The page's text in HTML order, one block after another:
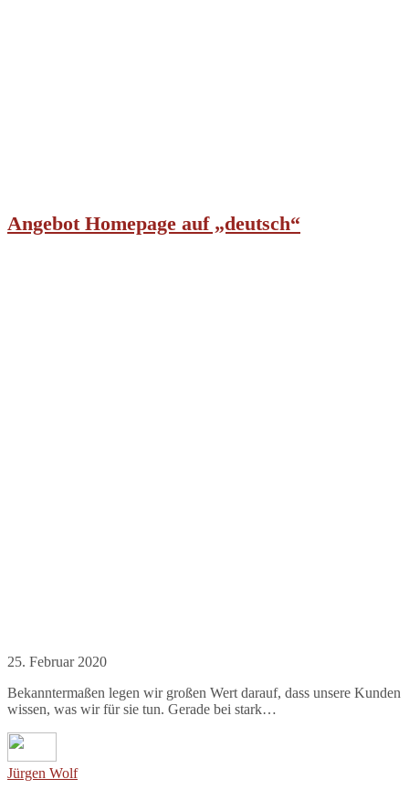
Angebot Homepage auf „deutsch“
25. Februar 2020
Bekanntermaßen legen wir großen Wert darauf, dass unsere Kunden
wissen, was wir für sie tun. Gerade bei stark…
Jürgen Wolf